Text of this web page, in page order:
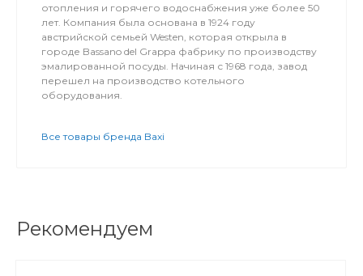
отопления и горячего водоснабжения уже более 50
лет. Компания была основана в 1924 году
австрийской семьей Westen, которая открыла в
городе Bassano del Grappa фабрику по производству
эмалированной посуды. Начиная с 1968 года, завод
перешел на производство котельного
оборудования.
Все товары бренда Baxi
Рекомендуем